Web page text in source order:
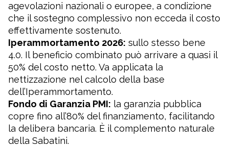
agevolazioni nazionali o europee, a condizione
che il sostegno complessivo non ecceda il costo
effettivamente sostenuto.
Iperammortamento 2026: sullo stesso bene
4.0. Il beneficio combinato può arrivare a quasi il
50% del costo netto. Va applicata la
nettizzazione nel calcolo della base
dell’Iperammortamento.
Fondo di Garanzia PMI: la garanzia pubblica
copre fino all’80% del finanziamento, facilitando
la delibera bancaria. È il complemento naturale
della Sabatini.